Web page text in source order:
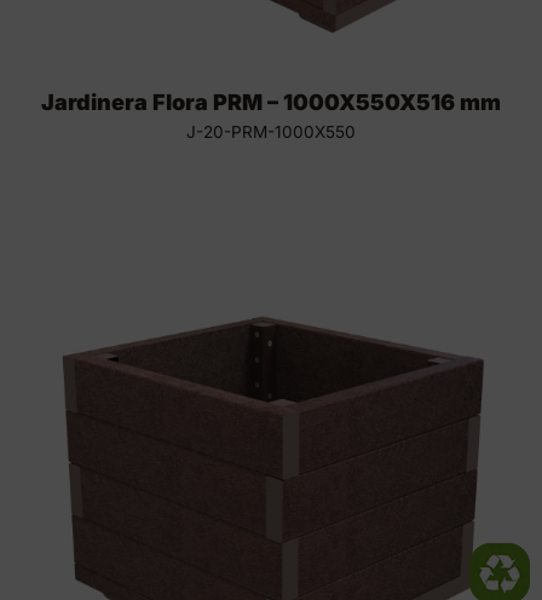
Jardinera Flora PRM – 1000X550X516 mm
J-20-PRM-1000X550